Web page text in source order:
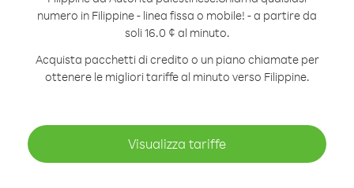
numero in Filippine - linea fissa o mobile! - a partire da
soli 16.0 ¢ al minuto.
Acquista pacchetti di credito o un piano chiamate per
ottenere le migliori tariffe al minuto verso Filippine.
Visualizza tariffe